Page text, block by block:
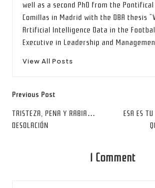
well as a second PhD from the
Comillas in Madrid with the DBA thesis
Artificial Intelligence Data in the
Executive in Leadership and
View All Posts
Post
navigation
Previous Post
TRISTEZA, PENA Y RABIA…
DESOLACIÓN
ESA ES
1 Comment